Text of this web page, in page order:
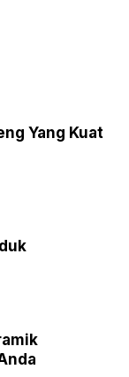
Yang Kuat